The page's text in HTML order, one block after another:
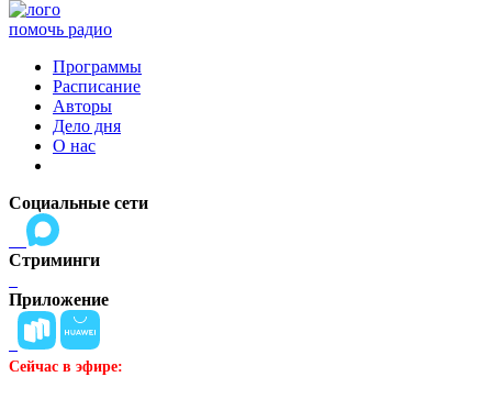
помочь радио
Программы
Расписание
Авторы
Дело дня
О нас
Социальные сети
Стриминги
Приложение
Сейчас в эфире: